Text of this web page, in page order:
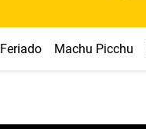
Feriado Machu Picchu